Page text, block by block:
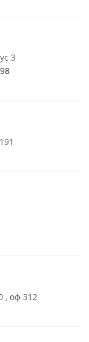
3
, оф 312